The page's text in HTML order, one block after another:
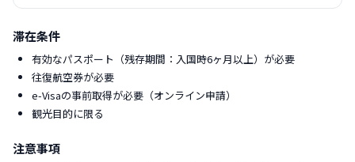
滞在条件
有効なパスポート（残存期間：入国時6ヶ月以上）が必要
往復航空券が必要
e-Visaの事前取得が必要（オンライン申請）
観光目的に限る
注意事項